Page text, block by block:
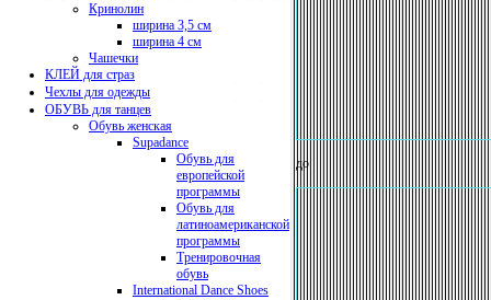
Кринолин
ширина 3,5 см
ширина 4 см
Чашечки
КЛЕЙ для страз
Чехлы для одежды
ОБУВЬ для танцев
Обувь женская
Supadance
Обувь для
европейской
программы
Обувь для
латиноамериканской
программы
Тренировочная
обувь
International Dance Shoes
до